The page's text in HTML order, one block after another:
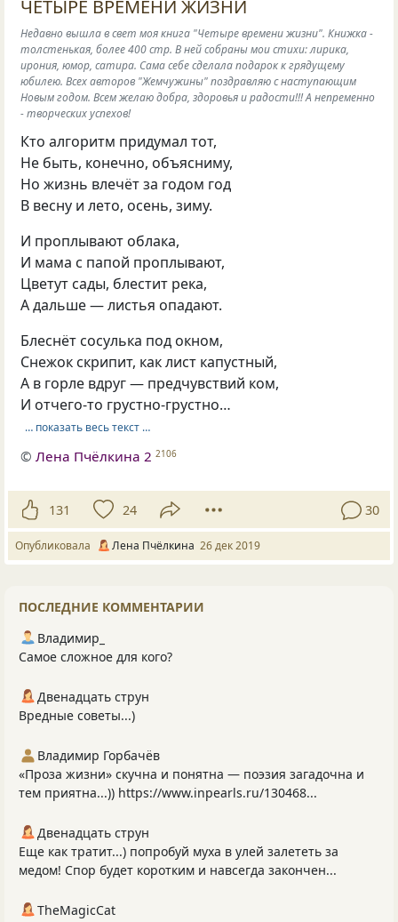
ЧЕТЫРЕ ВРЕМЕНИ ЖИЗНИ
Недавно вышла в свет моя книга "Четыре времени жизни". Книжка -
толстенькая, более 400 стр. В ней собраны мои стихи: лирика,
ирония, юмор, сатира. Сама себе сделала подарок к грядущему
юбилею. Всех авторов "Жемчужины" поздравляю с наступающим
Новым годом. Всем желаю добра, здоровья и радости!!! А непременно
- творческих успехов!
Кто алгоритм придумал тот,
Не быть, конечно, объясниму,
Но жизнь влечёт за годом год
В весну и лето, осень, зиму.
И проплывают облака,
И мама с папой проплывают,
Цветут сады, блестит река,
А дальше — листья опадают.
Блеснёт сосулька под окном,
Снежок скрипит, как лист капустный,
А в горле вдруг — предчувствий ком,
И отчего-то грустно-грустно…
… показать весь текст …
©Лена Пчёлкина 2 2106
131 24 30
Опубликовала Лена Пчёлкина 26 дек 2019
ПОСЛЕДНИЕ КОММЕНТАРИИ
Владимир_
Самое сложное для кого?
Двенадцать струн
Вредные советы...)
Владимир Горбачёв
«Проза жизни» скучна и понятна — поэзия загадочна и
тем приятна...)) https://www.inpearls.ru/130468...
Двенадцать струн
Еще как тратит...) попробуй муха в улей залететь за
медом! Спор будет коротким и навсегда закончен...
TheMagicCat